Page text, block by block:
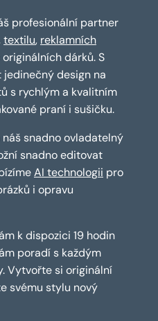
profesionální partner
textilu, reklamních
dárků. S
jedinečný design na
s rychlým a kvalitním
praní i sušičku.
náš snadno ovladatelný
snadno editovat
AI technologii pro
i opravu
k dispozici 19 hodin
poradí s každým
Vytvořte si originální
svému stylu nový